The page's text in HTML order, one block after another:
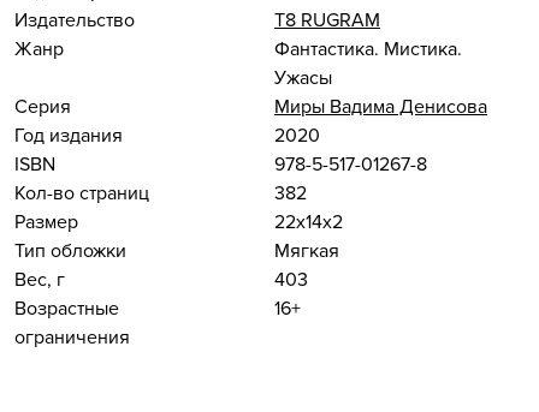
Издательство
Т8 RUGRAM
Жанр
Фантастика. Мистика.
Ужасы
Серия
Миры Вадима Денисова
Год издания
2020
ISBN
978-5-517-01267-8
Кол-во страниц
382
Размер
22x14x2
Тип обложки
Мягкая
Вес, г
403
Возрастные
ограничения
16+